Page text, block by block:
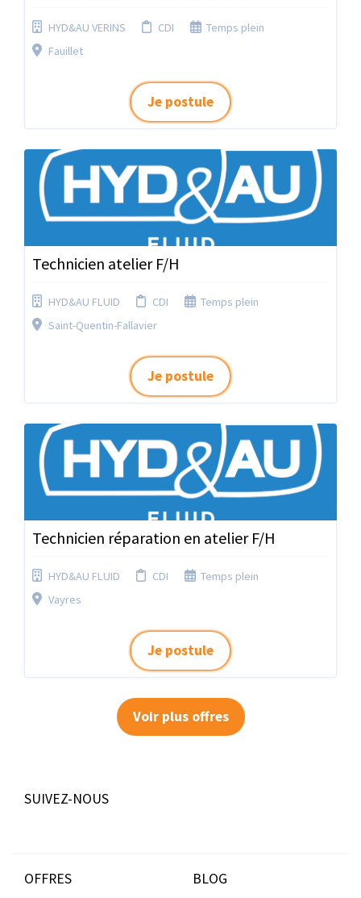
HYD&AU VERINS CDI
Temps plein
Fauillet
Je postule
Technicien atelier F/H
HYD&AU FLUID CDI
Temps plein
Saint-Quentin-Fallavier
Je postule
Technicien réparation en atelier F/H
HYD&AU FLUID CDI
Temps plein
Vayres
Je postule
Voir plus offres
SUIVEZ-NOUS
OFFRES BLOG